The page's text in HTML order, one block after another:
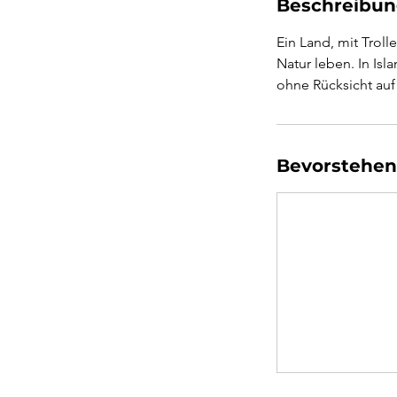
Ein Land, mit
Natur leben. In
ohne Rücksicht